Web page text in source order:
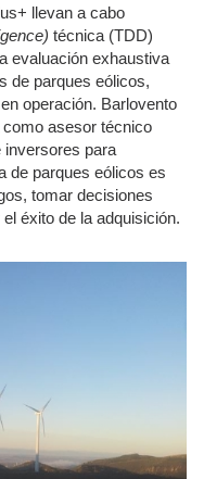
llevan a cabo
técnica (TDD)
evaluación exhaustiva
de parques eólicos,
operación. Barlovento
asesor técnico
inversores para
de parques eólicos es
tomar decisiones
éxito de la adquisición.